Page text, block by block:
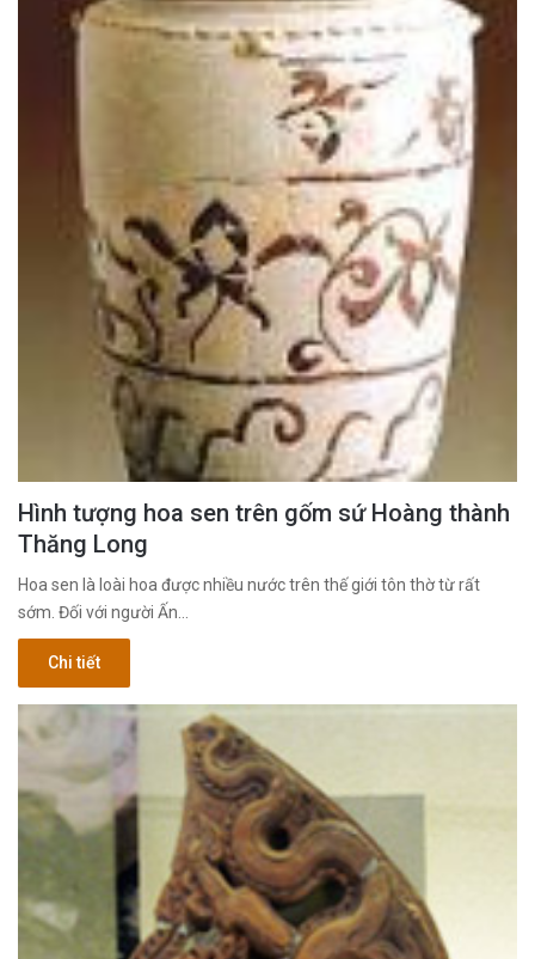
Hình tượng hoa sen trên gốm sứ Hoàng thành
Thăng Long
Hoa sen là loài hoa được nhiều nước trên thế giới tôn thờ từ rất
sớm. Đối với người Ấn…
Chi tiết